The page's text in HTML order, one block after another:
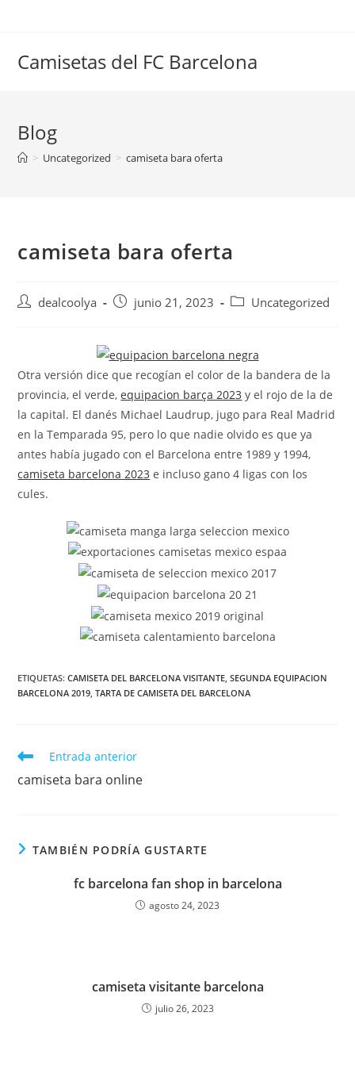
Camisetas del FC Barcelona
Blog
> Uncategorized > camiseta bara oferta
camiseta bara oferta
Autordealcoolya
Publicación
entrada:
junio 21, 2023
Categoría
entrada:
Uncategorized
Otra versión dice que recogían el color de la bandera de la
provincia, el verde,equipacion barça 2023 y el rojo de la de
la capital. El danés Michael Laudrup, jugo para Real Madrid
en la Temparada 95, pero lo que nadie olvido es que ya
antes había jugado con el Barcelona entre 1989 y 1994,
camiseta barcelona 2023 e incluso gano 4 ligas con los
cules.
ETIQUETAS:CAMISETA DEL BARCELONA VISITANTE, SEGUNDA EQUIPACION
BARCELONA 2019, TARTA DE CAMISETA DEL BARCELONA
Leer
artículos
Entrada anterior
camiseta bara online
TAMBIÉN PODRÍA GUSTARTE
fc barcelona fan shop in barcelona
agosto 24, 2023
camiseta visitante barcelona
julio 26, 2023